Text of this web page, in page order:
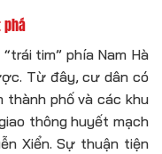
phá
tim” phía Nam Hà
Từ đây, cư dân có
thành phố và các khu
thông huyết mạch
Xiển. Sự thuận tiện